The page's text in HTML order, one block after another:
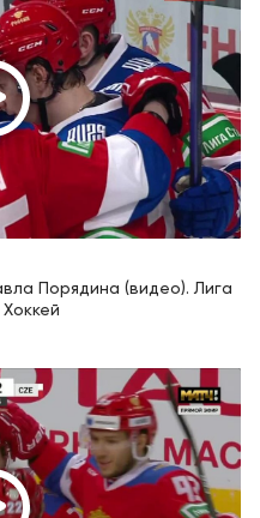
Порядина (видео). Лига